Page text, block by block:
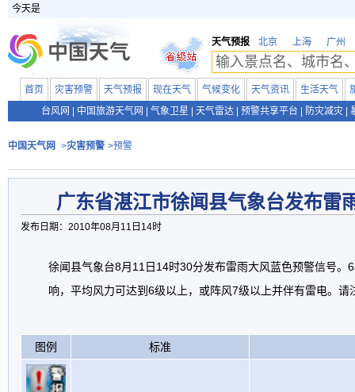
今天是
天气预报 北京 上海 广州
首页 灾害预警 天气预报 现在天气 气候变化 天气资讯 生活天气
台风网
中国旅游天气网 气象卫星 天气雷达 预警共享平台 防灾减灾
中国天气网 >灾害预警 >预警
广东省湛江市徐闻县气象台发布雷
发布日期：2010年08月11日14时
徐闻县气象台8月11日14时30分发布雷雨大风蓝色预警信号。
响，平均风力可达到6级以上，或阵风7级以上并伴有雷电。请
图例 标准